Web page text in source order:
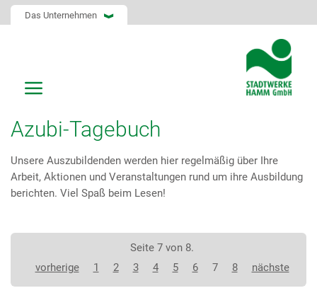
Das Unternehmen
Azubi-Tagebuch
Unsere Auszubildenden werden hier regelmäßig über Ihre
Arbeit, Aktionen und Veranstaltungen rund um ihre Ausbildung
berichten. Viel Spaß beim Lesen!
Seite 7 von 8.
vorherige
1 2 3 4 5 6 7 8 nächste